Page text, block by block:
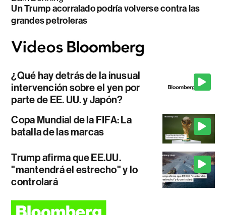
Un Trump acorralado podría volverse contra las
grandes petroleras
¿Qué hay detrás de la inusual
intervención sobre el yen por
parte de EE. UU. y Japón?
Copa Mundial de la FIFA: La
batalla de las marcas
Trump afirma que EE.UU.
"mantendrá el estrecho" y lo
controlará